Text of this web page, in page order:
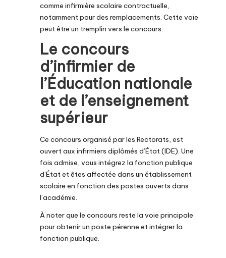
comme infirmière scolaire contractuelle,
notamment pour des remplacements. Cette voie
peut être un tremplin vers le concours.
Le concours
d’infirmier de
l’Éducation nationale
et de l’enseignement
supérieur
Ce concours organisé par les Rectorats, est
ouvert aux infirmiers diplômés d’État (IDE). Une
fois admise, vous intégrez la fonction publique
d’État et êtes affectée dans un établissement
scolaire en fonction des postes ouverts dans
l’académie.
À noter que le concours reste la voie principale
pour obtenir un poste pérenne et intégrer la
fonction publique.